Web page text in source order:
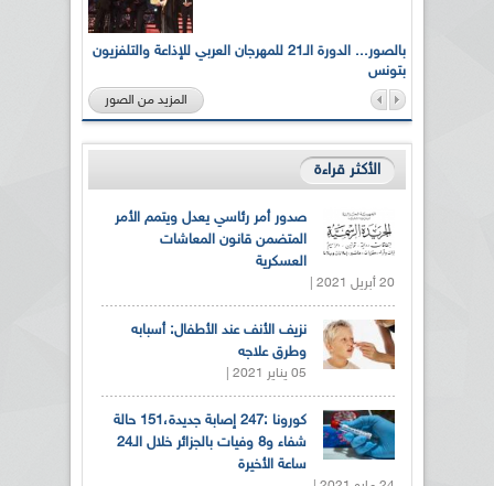
بالصور... الدورة الـ21 للمهرجان العربي للإذاعة والتلفزيون
بتونس
المزيد من الصور
الأكثر قراءة
صدور أمر رئاسي يعدل ويتمم الأمر
المتضمن قانون المعاشات
العسكرية
20 أبريل 2021 |
نزيف الأنف عند الأطفال: أسبابه
وطرق علاجه
05 يناير 2021 |
كورونا :247 إصابة جديدة،151 حالة
شفاء و8 وفيات بالجزائر خلال الـ24
ساعة الأخيرة